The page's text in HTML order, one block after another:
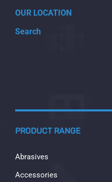
OUR LOCATION
Search
PRODUCT RANGE
Abrasives
Accessories